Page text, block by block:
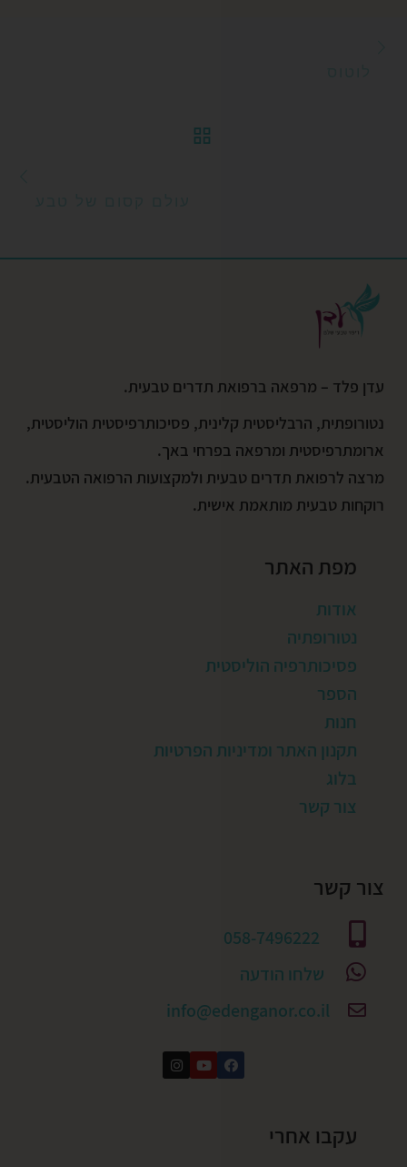
עדן פלד – מרפאה ברפואת תדרים טבעית.
נטורופתית, הרבליסטית קלינית, פסיכותרפיסטית הוליסטית,
ארומתרפיסטית ומרפאה בפרחי באך.
מרצה לרפואת תדרים טבעית ולמקצועות הרפואה הטבעית.
רוקחות טבעית מותאמת אישית.
מפת האתר
אודות
נטורופתיה
פסיכותרפיה הוליסטית
הספר
חנות
תקנון האתר ומדיניות הפרטיות
בלוג
צור קשר
צור קשר
058-7496222
שלחו הודעה
info@edenganor.co.il
עקבו אחרי